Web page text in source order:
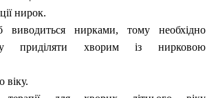
нирок.
виводиться нирками, тому необхідно
приділяти хворим із нирковою
віку.